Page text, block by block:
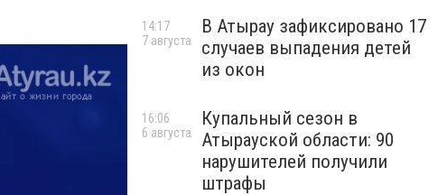
В Атырау зафиксировано 17
случаев выпадения детей
из окон
14:17
7 августа
Купальный сезон в
Атырауской области: 90
нарушителей получили
штрафы
16:06
6 августа